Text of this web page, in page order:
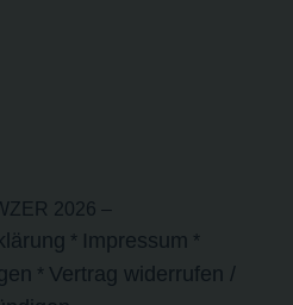
2026 –
* Impressum *
* Vertrag widerrufen /